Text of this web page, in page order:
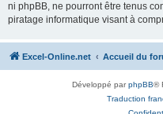
ni phpBB, ne pourront être tenus
piratage informatique visant à
Excel-Online.net Accueil du
Développé parphpBB®
Traduction